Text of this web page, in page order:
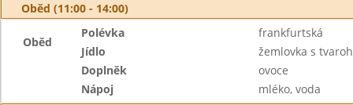
Oběd (11:00 - 14:00)
Oběd
Polévka
frankfurtská
Jídlo
žemlovka s
Doplněk
ovoce
Nápoj
mléko, voda